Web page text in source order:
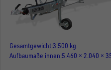
Gesamtgewicht3.500 kg
Aufbaumaße innen 5.460 × 2.040 ×